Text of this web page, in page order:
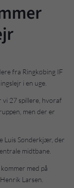
fra Ringkøbing IF
i en uge.
vi 27 spillere, hvoraf
men der er
Luis Sønderkjær, der
midtbane.
med på
Larsen.